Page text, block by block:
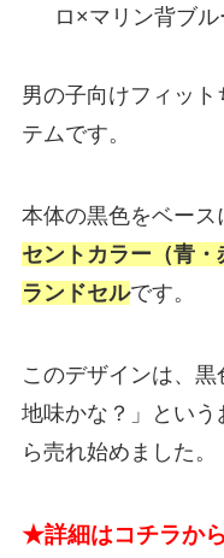
ロ×マリン背ブ
男の子向けフィッ
テムです。
本体の黒色をベース
セントカラー（青
ランドセルです。
このデザインは、
地味かな？」とい
ら売れ始めました。
★詳細はコチラか